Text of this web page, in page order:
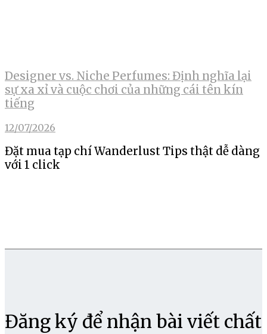
Designer vs. Niche Perfumes: Định nghĩa lại
sự xa xỉ và cuộc chơi của những cái tên kín
tiếng
12/07/2026
Đặt mua tạp chí Wanderlust Tips thật dễ dàng
với 1 click
Đăng ký để nhận bài viết chất